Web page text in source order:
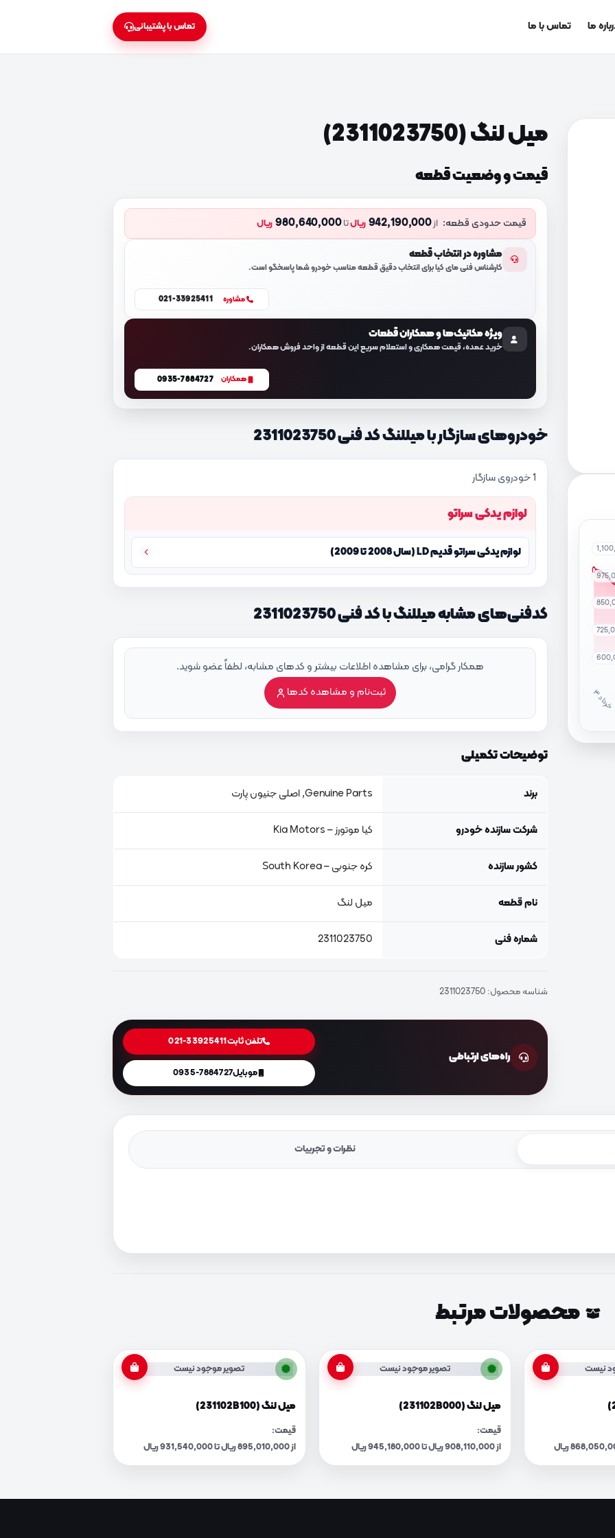
ما تماس با ما تماس با پشتیبانی
خ
ر
داد
۳
میل لنگ (2311023750)
قیمت و وضعیت قطعه
قیمت حدودی قطعه: از942,190,000 ریالتا980,640,000 ریال
مشاوره در انتخاب قطعه
کارشناس فنی مای کیا برای انتخاب دقیق قطعه مناسب خودرو شما پاسخگو است.
مشاوره 021-33925411
ویژه مکانیک‌ها و همکاران قطعات
خرید عمده، قیمت همکاری و استعلام سریع این قطعه از واحد فروش همکاران.
همکاران 0935-7884727
خودروهای سازگار با میللنگ کد فنی 2311023750
1 خودروی سازگار
لوازم یدکی سراتو
لوازم یدکی سراتو قدیم LD (سال 2008 تا 2009)
کدفنی‌های مشابه میللنگ با کد فنی 2311023750
همکار گرامی، برای مشاهده اطلاعات بیشتر و کدهای مشابه، لطفاً عضو شوید.
ثبت‌نام و مشاهده کدها
توضیحات تکمیلی
برند Genuine Parts, اصلی جنیون پارت
شرکت سازنده خودرو کیا موتورز – Kia Motors
کشور سازنده کره جنوبی – South Korea
نام قطعه میل لنگ
شماره فنی 2311023750
شناسه محصول:2311023750
راه‌های ارتباطی
تلفن ثابت021-33925411
موبایل0935-7884727
نظرات و تجربیات
محصولات مرتبط
نیست تصویر موجود نیست
میل لنگ (231102B000)
قیمت:
از 908,110,000 ریال تا 945,180,000 ریال
تصویر موجود نیست
میل لنگ (231102B100)
قیمت:
از 895,010,000 ریال تا 931,540,000 ریال